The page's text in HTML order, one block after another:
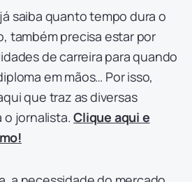
saiba quanto tempo dura o
também precisa estar por
de carreira para quando
em mãos… Por isso,
que traz as diversas
o jornalista.Clique aqui e